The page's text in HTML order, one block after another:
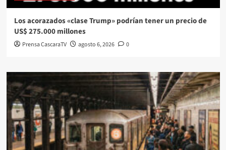
Los acorazados «clase Trump» podrían tener un precio de
US$ 275.000 millones
Prensa CascaraTV agosto 6, 2026 0